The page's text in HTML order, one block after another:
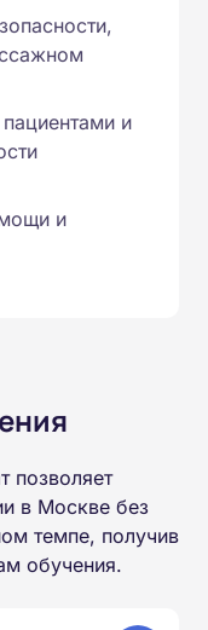
и
и
позволяет
в Москве без
темпе, получив
обучения.